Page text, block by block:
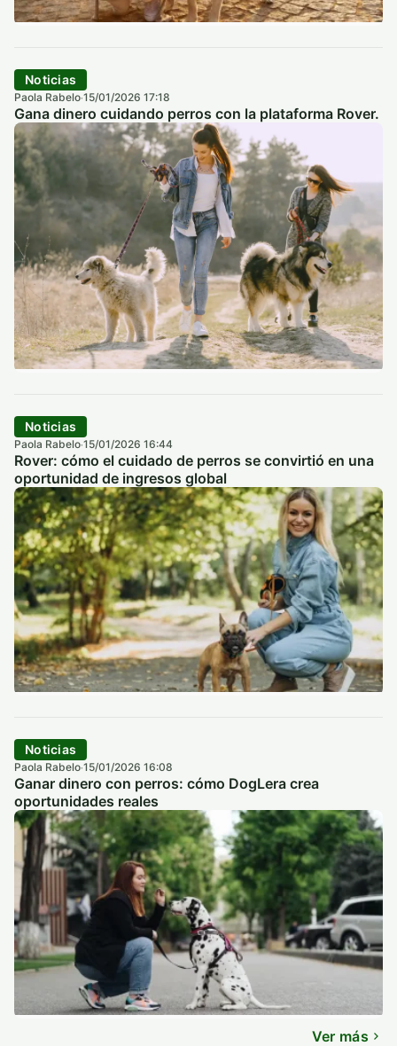
Noticias
Paola Rabelo·15/01/2026 17:18
Gana dinero cuidando perros con la plataforma Rover.
Noticias
Paola Rabelo·15/01/2026 16:44
Rover: cómo el cuidado de perros se convirtió en una
oportunidad de ingresos global
Noticias
Paola Rabelo·15/01/2026 16:08
Ganar dinero con perros: cómo DogLera crea
oportunidades reales
Ver más